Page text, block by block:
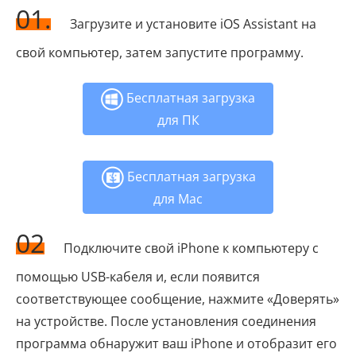
01.
Загрузите и установите iOS Assistant на
свой компьютер, затем запустите программу.
Бесплатная загрузка
для ПК
Бесплатная загрузка
для Mac
02
Подключите свой iPhone к компьютеру с
помощью USB-кабеля и, если появится
соответствующее сообщение, нажмите «Доверять»
на устройстве. После установления соединения
программа обнаружит ваш iPhone и отобразит его